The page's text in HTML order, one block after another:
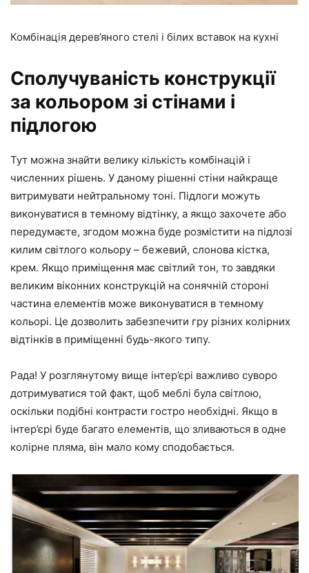
Комбінація дерев’яного стелі і білих вставок на кухні
Сполучуваність конструкції
за кольором зі стінами і
підлогою
Тут можна знайти велику кількість комбінацій і
численних рішень. У даному рішенні стіни найкраще
витримувати нейтральному тоні. Підлоги можуть
виконуватися в темному відтінку, а якщо захочете або
передумаєте, згодом можна буде розмістити на підлозі
килим світлого кольору – бежевий, слонова кістка,
крем. Якщо приміщення має світлий тон, то завдяки
великим віконних конструкцій на сонячній стороні
частина елементів може виконуватися в темному
кольорі. Це дозволить забезпечити гру різних колірних
відтінків в приміщенні будь-якого типу.
Рада! У розглянутому вище інтер’єрі важливо суворо
дотримуватися той факт, щоб меблі була світлою,
оскільки подібні контрасти гостро необхідні. Якщо в
інтер’єрі буде багато елементів, що зливаються в одне
колірне пляма, він мало кому сподобається.